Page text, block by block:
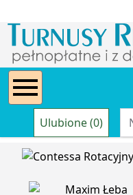
Ulubione (0)